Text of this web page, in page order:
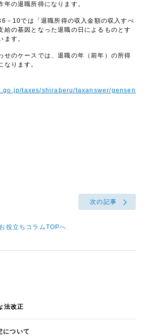
年の退職所得になります。
－10では「退職所得の収入金額の収入すべ
給の基因となった退職の日によるものとす
ます。
せのケースでは、退職の年（前年）の所得
なります。
taxes/shiraberu/taxanswer/gensen
お役立ちコラムTOPへ
次の記事
法改正
について